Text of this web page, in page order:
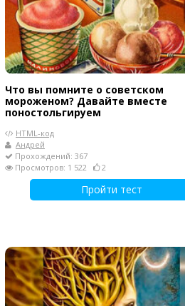
Что вы помните о советском
мороженом? Давайте вместе
поностольгируем
HTML-код
Андрей
Прохождений: 367
Просмотров: 1 522
2
Пройти тест